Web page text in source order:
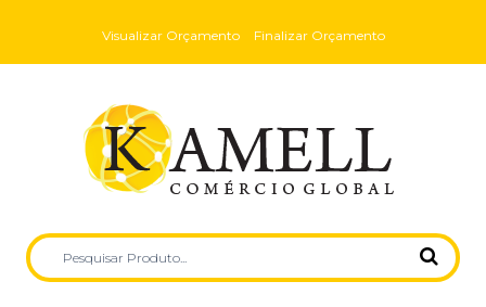
Visualizar Orçamento Finalizar Orçamento